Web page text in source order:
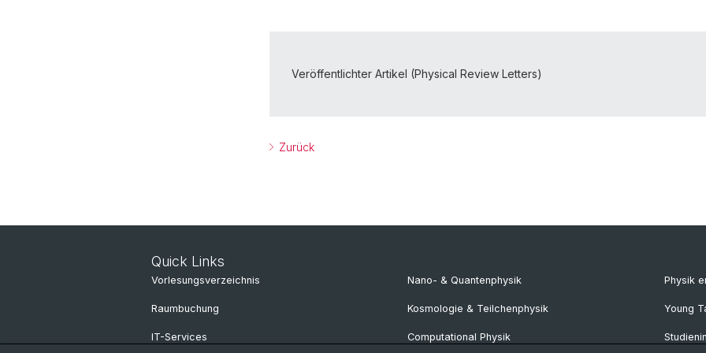
Veröffentlichter Artikel (Physical Review Letters)
Zurück
Quick Links
Vorlesungsverzeichnis
Raumbuchung
IT-Services
Nano- & Quantenphysik
Kosmologie & Teilchenphysik
Computational Physik
Physik
Young